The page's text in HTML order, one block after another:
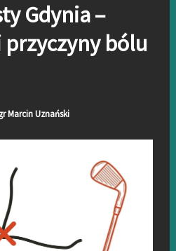
Gdynia –
bólu
Marcin Uznański